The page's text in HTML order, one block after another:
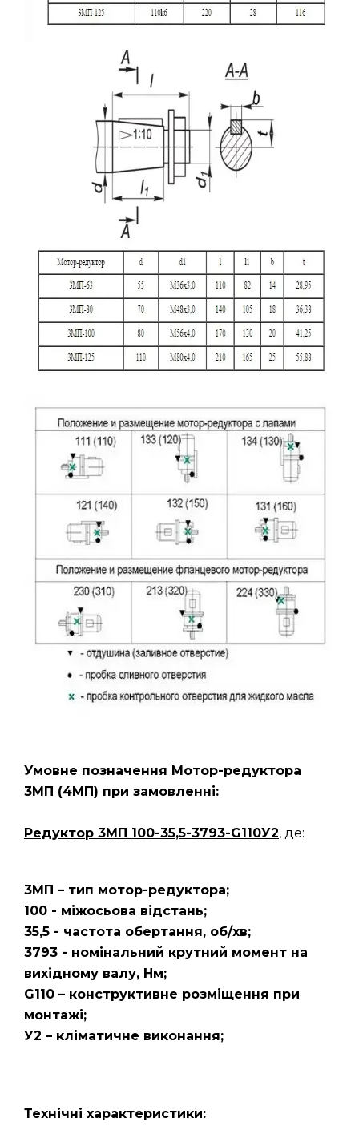
Умовне позначення Мотор-редуктора
3МП (4МП) при замовленні:
Редуктор 3МП 100-35,5-3793-G110У2, де:
3МП – тип мотор-редуктора;
100 - міжосьова відстань;
35,5 - частота обертання, об/хв;
3793 - номінальний крутний момент на
вихідному валу, Нм;
G110 – конструктивне розміщення при
монтажі;
У2 – кліматичне виконання;
Технічні характеристики: